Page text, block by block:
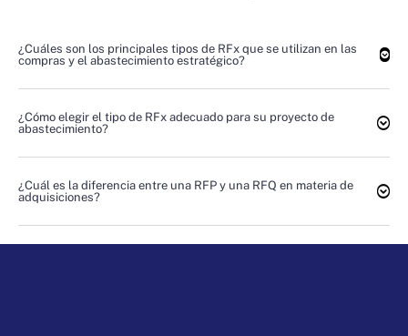
¿Cuáles son los principales tipos de RFx que se utilizan en las
compras y el abastecimiento estratégico?
¿Cómo elegir el tipo de RFx adecuado para su proyecto de
abastecimiento?
¿Cuál es la diferencia entre una RFP y una RFQ en materia de
adquisiciones?